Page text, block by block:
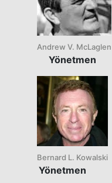
Andrew V. McLaglen
Yönetmen
Bernard L. Kowalski
Yönetmen